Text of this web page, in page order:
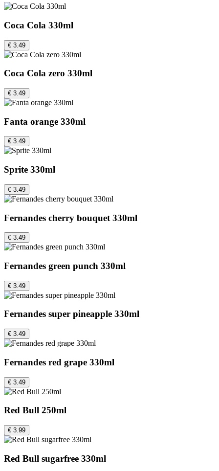
Coca Cola 330ml
€ 3.49
Coca Cola zero 330ml
€ 3.49
Fanta orange 330ml
€ 3.49
Sprite 330ml
€ 3.49
Fernandes cherry bouquet 330ml
€ 3.49
Fernandes green punch 330ml
€ 3.49
Fernandes super pineapple 330ml
€ 3.49
Fernandes red grape 330ml
€ 3.49
Red Bull 250ml
€ 3.99
Red Bull sugarfree 330ml